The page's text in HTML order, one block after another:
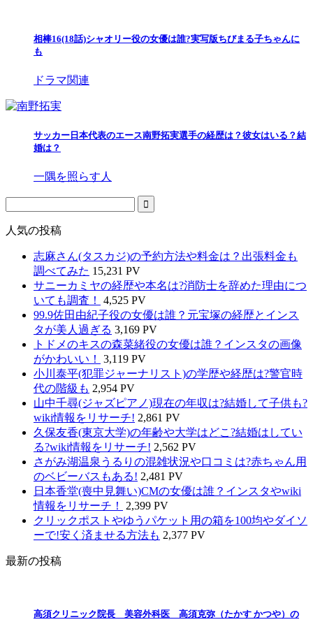
相棒16(18話)シャオリー役の女優は誰?実写版ちびまる子ちゃんに
も
ドラマ関連
サッカー日本代表のエース南野拓実選手の経歴は？彼女はいる？結
婚は？
一隅を照らす人
人気の投稿
志麻さん(タスカジ)の予約方法や料金は？出張料金も
調べてみた 15,231 PV
サニーカミヤの経歴や本名は?消防士を辞めた理由につ
いても調査！
4,525 PV
99.9佐田由紀子役の女優は誰？元宝塚の経歴とインス
タが美人過ぎる 3,169 PV
トドメのキスの森菜緒役の女優は誰？インスタの画像
がかわいい！
3,119 PV
小川泰平(犯罪ジャーナリスト)の学歴や経歴は?警官時
代の階級も 2,954 PV
山中千尋(ジャズピアノ)現在の年収は?結婚して子供も?
wiki情報をリサーチ! 2,861 PV
久保友香(東京大学)の年齢や大学はどこ?結婚はしてい
る?wiki情報をリサーチ! 2,562 PV
さがみ湖温泉うるりの混雑状況や口コミは?赤ちゃん用
のベビーバスもある! 2,481 PV
日本香堂(喪中見舞い)CMの女優は誰？インスタやwiki
情報をリサーチ！
2,399 PV
クリックポストやゆうパケット用の箱を100均やダイソ
ーで!安く済ませる方法も 2,377 PV
最新の投稿
高須クリニック院長 美容外科医 高須克弥（たかす かつや）の